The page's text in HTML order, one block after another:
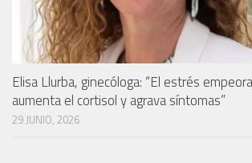
Elisa Llurba, ginecóloga: “El estrés
aumenta el cortisol y agrava síntomas”
29 JUNIO, 2026